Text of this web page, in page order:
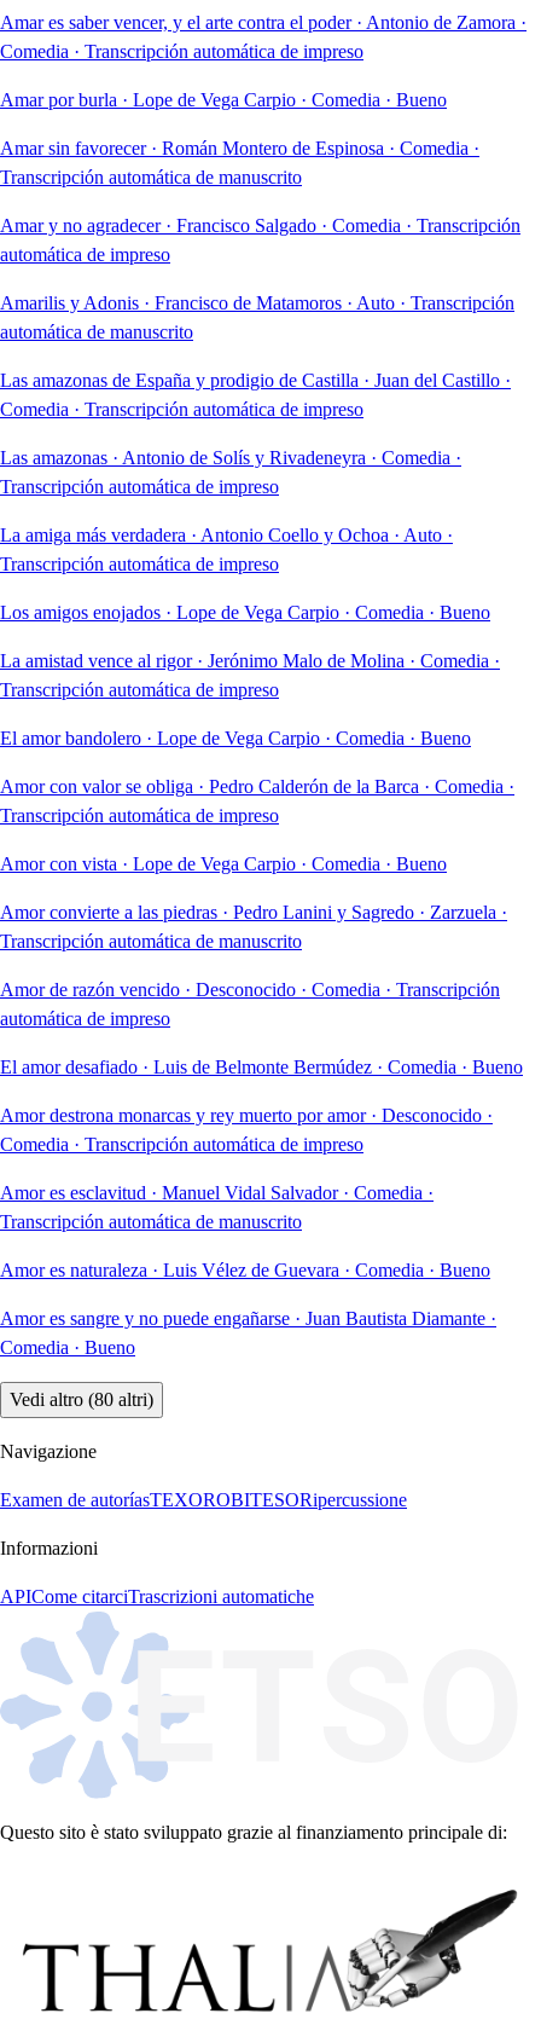
Amar es saber vencer, y el arte contra el poder · Antonio de Zamora ·
Comedia · Transcripción automática de impreso
Amar por burla · Lope de Vega Carpio · Comedia · Bueno
Amar sin favorecer · Román Montero de Espinosa · Comedia ·
Transcripción automática de manuscrito
Amar y no agradecer · Francisco Salgado · Comedia · Transcripción
automática de impreso
Amarilis y Adonis · Francisco de Matamoros · Auto · Transcripción
automática de manuscrito
Las amazonas de España y prodigio de Castilla · Juan del Castillo ·
Comedia · Transcripción automática de impreso
Las amazonas · Antonio de Solís y Rivadeneyra · Comedia ·
Transcripción automática de impreso
La amiga más verdadera · Antonio Coello y Ochoa · Auto ·
Transcripción automática de impreso
Los amigos enojados · Lope de Vega Carpio · Comedia · Bueno
La amistad vence al rigor · Jerónimo Malo de Molina · Comedia ·
Transcripción automática de impreso
El amor bandolero · Lope de Vega Carpio · Comedia · Bueno
Amor con valor se obliga · Pedro Calderón de la Barca · Comedia ·
Transcripción automática de impreso
Amor con vista · Lope de Vega Carpio · Comedia · Bueno
Amor convierte a las piedras · Pedro Lanini y Sagredo · Zarzuela ·
Transcripción automática de manuscrito
Amor de razón vencido · Desconocido · Comedia · Transcripción
automática de impreso
El amor desafiado · Luis de Belmonte Bermúdez · Comedia · Bueno
Amor destrona monarcas y rey muerto por amor · Desconocido ·
Comedia · Transcripción automática de impreso
Amor es esclavitud · Manuel Vidal Salvador · Comedia ·
Transcripción automática de manuscrito
Amor es naturaleza · Luis Vélez de Guevara · Comedia · Bueno
Amor es sangre y no puede engañarse · Juan Bautista Diamante ·
Comedia · Bueno
Vedi altro (80 altri)
Navigazione
Examen de autoríasTEXOROBITESORipercussione
Informazioni
APICome citarciTrascrizioni automatiche
Questo sito è stato sviluppato grazie al finanziamento principale di: